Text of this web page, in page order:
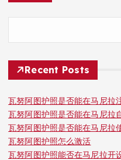
Recent Posts
瓦努阿图护照是否能在马尼拉
瓦努阿图护照是否能在马尼拉
瓦努阿图护照是否能在马尼拉
瓦努阿图护照怎么激活
瓦努阿图护照能否在马尼拉开